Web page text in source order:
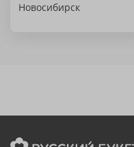
Новосибирск